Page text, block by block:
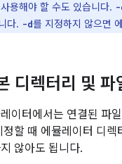
용해야 할 수도 있습니다. -
다. -d를 지정하지 않으면
디렉터리 및 파
이터에서는 연결된 파
정할 때 에뮬레이터 디
않아도 됩니다.